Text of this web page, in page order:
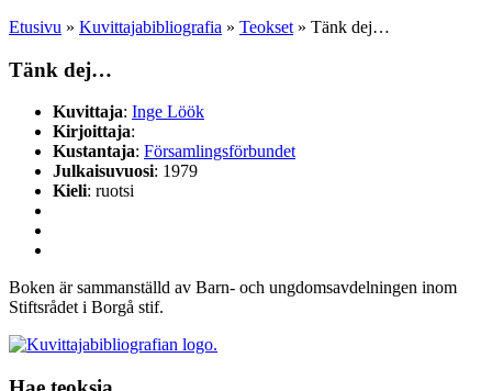
Etusivu » Kuvittaja­bibliografia » Teokset » Tänk dej…
Tänk dej…
Kuvittaja: Inge Löök
Kirjoittaja:
Kustantaja: Församlingsförbundet
Julkaisuvuosi: 1979
Kieli: ruotsi
Boken är sammanställd av Barn- och ungdomsavdelningen inom
Stiftsrådet i Borgå stif.